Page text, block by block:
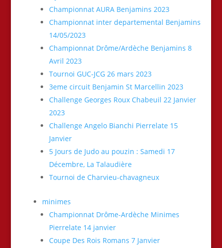
Championnat AURA Benjamins 2023
Championnat inter departemental Benjamins
14/05/2023
Championnat Drôme/Ardèche Benjamins 8
Avril 2023
Tournoi GUC-JCG 26 mars 2023
3eme circuit Benjamin St Marcellin 2023
Challenge Georges Roux Chabeuil 22 Janvier
2023
Challenge Angelo Bianchi Pierrelate 15
Janvier
5 Jours de Judo au pouzin : Samedi 17
Décembre, La Talaudière
Tournoi de Charvieu-chavagneux
minimes
Championnat Drôme-Ardèche Minimes
Pierrelate 14 janvier
Coupe Des Rois Romans 7 Janvier